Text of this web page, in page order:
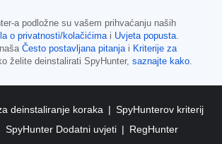
a podložne su vašem prihvaćanju naših
o privatnosti/kolačićimai Uvjeta popusta.
Često postavljana pitanjai Kriterije za
želite deinstalirati SpyHunter, saznajte kako.
deinstaliranje koraka
SpyHunterov kriterij
SpyHunter Dodatni uvjeti
RegHunter